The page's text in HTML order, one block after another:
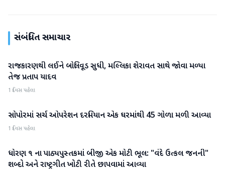
સંબંધિત સમાચાર
રાષ્ટ્રીય
રાજકારણથી લઈને બોલિવૂડ સુધી, મલ્લિકા શેરાવત સાથે જોવા મળ્યા
તેજ પ્રતાપ યાદવ
1 દિવસ પહેલા
રાષ્ટ્રીય
સોપોરમાં સર્ચ ઓપરેશન દરમિયાન એક ઘરમાંથી 45 ગોળા મળી આવ્યા
1 દિવસ પહેલા
રાષ્ટ્રીય
ધોરણ ૧ ના પાઠ્યપુસ્તકમાં બીજી એક મોટી ભૂલ: "વંદે ઉત્કલ જનની"
શબ્દો અને રાષ્ટ્રગીત ખોટી રીતે છાપવામાં આવ્યા